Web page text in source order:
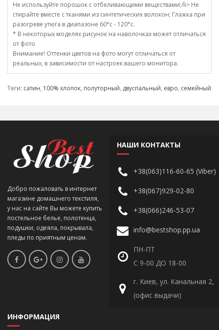
Не используйте порошок с отбеливающими веществами;/li> Не
стирайте вместе с тканями из синтетических волокон; Глажка при
разогреве утюга в диапазоне 60°c - 120°c.
* В некоторых моделях рисунок на наволочках может отличаться
от фото
Внимание! Оттенки цветов на фото могут отличаться от
реальных, в зависимости от настроек вашего монитора.
Теги: сатин, 100% хлопок, полуторный, двуспальный, евро, семейный
Добро пожаловать в интернет
магазине домашнего текстиля,
у нас на сайте Вы можете купить
постельное белье, полотенца,
подушки, одеяла, покрывала,
пледы по приятным ценам.
НАШИ КОНТАКТЫ
+38(063)116-60-65 (Viber)
+38(067)929-02-80
+38(066)246-53-07
info@bestshop.pp.ua
ПН-ПТ
С 9-00 ДО 18-00
г. Киев, ул. Канальная 2,
(офис выдачи)
ИНФОРМАЦИЯ